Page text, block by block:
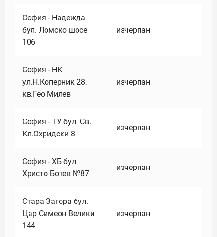
София - Надежда
бул. Ломско шосе
106
изчерпан
София - НК
ул.Н.Коперник 28,
кв.Гео Милев
изчерпан
София - ТУ бул. Св.
Кл.Охридски 8
изчерпан
София - ХБ бул.
Христо Ботев №87
изчерпан
Стара Загора бул.
Цар Симеон Велики
144
изчерпан